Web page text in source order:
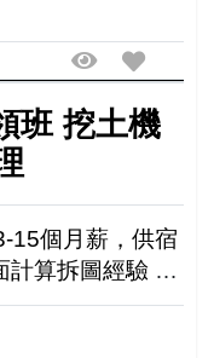
班 挖土機
15個月薪，供宿
計算拆圖經驗 工
宿、須長期 有土
勞健保...